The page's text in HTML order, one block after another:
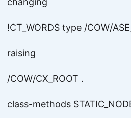
!CT_WORDS type /COW/
raising
/COW/CX_ROOT .
class-methods